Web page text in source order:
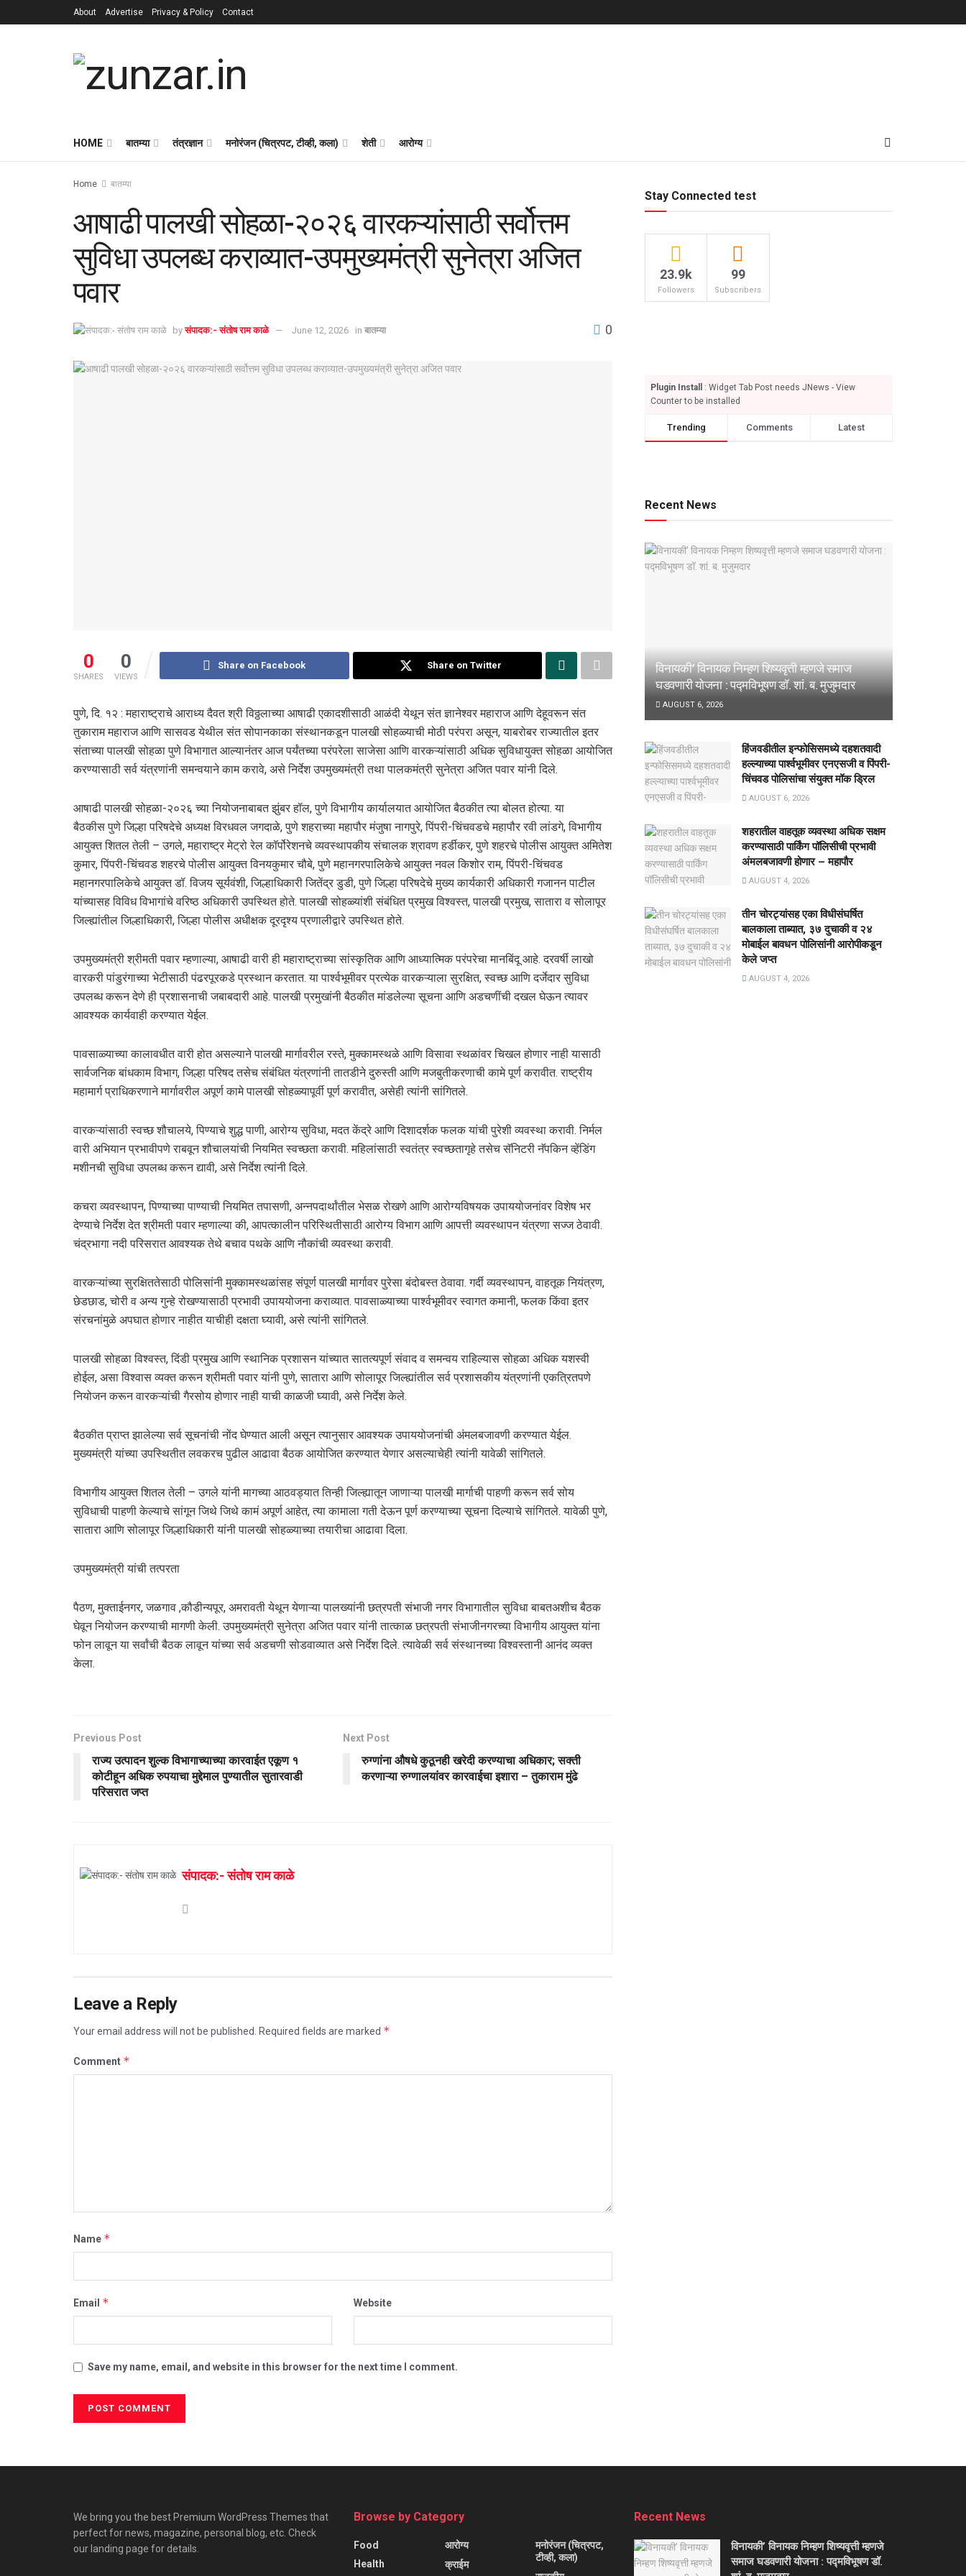
About Advertise Privacy & Policy Contact
HOME बातम्या तंत्रज्ञान मनोरंजन (चित्रपट, टीव्ही, कला) शेती आरोग्य
Home बातम्या
आषाढी पालखी सोहळा-२०२६ वारकऱ्यांसाठी सर्वोत्तम
सुविधा उपलब्ध कराव्यात-उपमुख्यमंत्री सुनेत्रा अजित
पवार
by संपादक:- संतोष राम काळे June 12, 2026 in बातम्या 0
0
SHARES
0
VIEWS
Share on Facebook Share on Twitter
पुणे, दि. १२ : महाराष्ट्राचे आराध्य दैवत श्री विठ्ठलाच्या आषाढी एकादशीसाठी आळंदी येथून संत ज्ञानेश्वर महाराज आणि देहूवरून संत
तुकाराम महाराज आणि सासवड येथील संत सोपानकाका संस्थानकडून पालखी सोहळ्याची मोठी परंपरा असून, याबरोबर राज्यातील इतर
संताच्या पालखी सोहळा पुणे विभागात आल्यानंतर आज पर्यंतच्या परंपरेला साजेसा आणि वारकऱ्यांसाठी अधिक सुविधायुक्त सोहळा आयोजित
करण्यासाठी सर्व यंत्रणांनी समन्वयाने काम करावे, असे निर्देश उपमुख्यमंत्री तथा पालकमंत्री सुनेत्रा अजित पवार यांनी दिले.
आषाढी पालखी सोहळा-२०२६ च्या नियोजनाबाबत झुंबर हॉल, पुणे विभागीय कार्यालयात आयोजित बैठकीत त्या बोलत होत्या. या
बैठकीस पुणे जिल्हा परिषदेचे अध्यक्ष विरधवल जगदाळे, पुणे शहराच्या महापौर मंजुषा नागपुरे, पिंपरी-चिंचवडचे महापौर रवी लांडगे, विभागीय
आयुक्त शितल तेली – उगले, महाराष्ट्र मेट्रो रेल कॉर्पोरेशनचे व्यवस्थापकीय संचालक श्रावण हर्डीकर, पुणे शहरचे पोलीस आयुक्त अमितेश
कुमार, पिंपरी-चिंचवड शहरचे पोलीस आयुक्त विनयकुमार चौबे, पुणे महानगरपालिकेचे आयुक्त नवल किशोर राम, पिंपरी-चिंचवड
महानगरपालिकेचे आयुक्त डॉ. विजय सूर्यवंशी, जिल्हाधिकारी जितेंद्र डुडी, पुणे जिल्हा परिषदेचे मुख्य कार्यकारी अधिकारी गजानन पाटील
यांच्यासह विविध विभागांचे वरिष्ठ अधिकारी उपस्थित होते. पालखी सोहळ्यांशी संबंधित प्रमुख विश्वस्त, पालखी प्रमुख, सातारा व सोलापूर
जिल्ह्यांतील जिल्हाधिकारी, जिल्हा पोलीस अधीक्षक दूरदृश्य प्रणालीद्वारे उपस्थित होते.
उपमुख्यमंत्री श्रीमती पवार म्हणाल्या, आषाढी वारी ही महाराष्ट्राच्या सांस्कृतिक आणि आध्यात्मिक परंपरेचा मानबिंदू आहे. दरवर्षी लाखो
वारकरी पांडुरंगाच्या भेटीसाठी पंढरपूरकडे प्रस्थान करतात. या पार्श्वभूमीवर प्रत्येक वारकऱ्याला सुरक्षित, स्वच्छ आणि दर्जेदार सुविधा
उपलब्ध करून देणे ही प्रशासनाची जबाबदारी आहे. पालखी प्रमुखांनी बैठकीत मांडलेल्या सूचना आणि अडचणींची दखल घेऊन त्यावर
आवश्यक कार्यवाही करण्यात येईल.
पावसाळ्याच्या कालावधीत वारी होत असल्याने पालखी मार्गावरील रस्ते, मुक्कामस्थळे आणि विसावा स्थळांवर चिखल होणार नाही यासाठी
सार्वजनिक बांधकाम विभाग, जिल्हा परिषद तसेच संबंधित यंत्रणांनी तातडीने दुरुस्ती आणि मजबुतीकरणाची कामे पूर्ण करावीत. राष्ट्रीय
महामार्ग प्राधिकरणाने मार्गावरील अपूर्ण कामे पालखी सोहळ्यापूर्वी पूर्ण करावीत, असेही त्यांनी सांगितले.
वारकऱ्यांसाठी स्वच्छ शौचालये, पिण्याचे शुद्ध पाणी, आरोग्य सुविधा, मदत केंद्रे आणि दिशादर्शक फलक यांची पुरेशी व्यवस्था करावी. निर्मल
वारी अभियान प्रभावीपणे राबवून शौचालयांची नियमित स्वच्छता करावी. महिलांसाठी स्वतंत्र स्वच्छतागृहे तसेच सॅनिटरी नॅपकिन व्हेंडिंग
मशीनची सुविधा उपलब्ध करून द्यावी, असे निर्देश त्यांनी दिले.
कचरा व्यवस्थापन, पिण्याच्या पाण्याची नियमित तपासणी, अन्नपदार्थांतील भेसळ रोखणे आणि आरोग्यविषयक उपाययोजनांवर विशेष भर
देण्याचे निर्देश देत श्रीमती पवार म्हणाल्या की, आपत्कालीन परिस्थितीसाठी आरोग्य विभाग आणि आपत्ती व्यवस्थापन यंत्रणा सज्ज ठेवावी.
चंद्रभागा नदी परिसरात आवश्यक तेथे बचाव पथके आणि नौकांची व्यवस्था करावी.
वारकऱ्यांच्या सुरक्षिततेसाठी पोलिसांनी मुक्कामस्थळांसह संपूर्ण पालखी मार्गावर पुरेसा बंदोबस्त ठेवावा. गर्दी व्यवस्थापन, वाहतूक नियंत्रण,
छेडछाड, चोरी व अन्य गुन्हे रोखण्यासाठी प्रभावी उपाययोजना कराव्यात. पावसाळ्याच्या पार्श्वभूमीवर स्वागत कमानी, फलक किंवा इतर
संरचनांमुळे अपघात होणार नाहीत याचीही दक्षता घ्यावी, असे त्यांनी सांगितले.
पालखी सोहळा विश्वस्त, दिंडी प्रमुख आणि स्थानिक प्रशासन यांच्यात सातत्यपूर्ण संवाद व समन्वय राहिल्यास सोहळा अधिक यशस्वी
होईल, असा विश्वास व्यक्त करून श्रीमती पवार यांनी पुणे, सातारा आणि सोलापूर जिल्ह्यांतील सर्व प्रशासकीय यंत्रणांनी एकत्रितपणे
नियोजन करून वारकऱ्यांची गैरसोय होणार नाही याची काळजी घ्यावी, असे निर्देश केले.
बैठकीत प्राप्त झालेल्या सर्व सूचनांची नोंद घेण्यात आली असून त्यानुसार आवश्यक उपाययोजनांची अंमलबजावणी करण्यात येईल.
मुख्यमंत्री यांच्या उपस्थितीत लवकरच पुढील आढावा बैठक आयोजित करण्यात येणार असल्याचेही त्यांनी यावेळी सांगितले.
विभागीय आयुक्त शितल तेली – उगले यांनी मागच्या आठवड्यात तिन्ही जिल्ह्यातून जाणाऱ्या पालखी मार्गाची पाहणी करून सर्व सोय
सुविधाची पाहणी केल्याचे सांगून जिथे जिथे कामं अपूर्ण आहेत, त्या कामाला गती देऊन पूर्ण करण्याच्या सूचना दिल्याचे सांगितले. यावेळी पुणे,
सातारा आणि सोलापूर जिल्हाधिकारी यांनी पालखी सोहळ्याच्या तयारीचा आढावा दिला.
उपमुख्यमंत्री यांची तत्परता
पैठण, मुक्ताईनगर, जळगाव ,कौडीन्यपूर, अमरावती येथून येणाऱ्या पालख्यांनी छत्रपती संभाजी नगर विभागातील सुविधा बाबतअशीच बैठक
घेवून नियोजन करण्याची मागणी केली. उपमुख्यमंत्री सुनेत्रा अजित पवार यांनी तात्काळ छत्रपती संभाजीनगरच्या विभागीय आयुक्त यांना
फोन लावून या सर्वांची बैठक लावून यांच्या सर्व अडचणी सोडवाव्यात असे निर्देश दिले. त्यावेळी सर्व संस्थानच्या विश्वस्तानी आनंद व्यक्त
केला.
Previous Post
राज्य उत्पादन शुल्क विभागाच्याच्या कारवाईत एकूण १
कोटीहून अधिक रुपयाचा मुद्देमाल पुण्यातील सुतारवाडी
परिसरात जप्त
Next Post
रुग्णांना औषधे कुठूनही खरेदी करण्याचा अधिकार; सक्ती
करणाऱ्या रुग्णालयांवर कारवाईचा इशारा – तुकाराम मुंढे
संपादक:- संतोष राम काळे
Leave a Reply
Your email address will not be published. Required fields are marked *
Comment *
Name *
Email * Website
Save my name, email, and website in this browser for the next time I comment.
Stay Connected test
23.9k
Followers
99
Subscribers
Plugin Install
: Widget Tab Post needs JNews - View
Counter to be installed
Trending Comments Latest
Recent News
विनायकी’ विनायक निम्हण शिष्यवृत्ती म्हणजे समाज
घडवणारी योजना : पद्मविभूषण डॉ. शां. ब. मुजुमदार
AUGUST 6, 2026
हिंजवडीतील इन्फोसिसमध्ये दहशतवादी
हल्ल्याच्या पार्श्वभूमीवर एनएसजी व पिंपरी-
चिंचवड पोलिसांचा संयुक्त मॉक ड्रिल
AUGUST 6, 2026
शहरातील वाहतूक व्यवस्था अधिक सक्षम
करण्यासाठी पार्किंग पॉलिसीची प्रभावी
अंमलबजावणी होणार – महापौर
AUGUST 4, 2026
तीन चोरट्यांसह एका विधीसंघर्षित
बालकाला ताब्यात, ३७ दुचाकी व २४
मोबाईल बावधन पोलिसांनी आरोपीकडून
केले जप्त
AUGUST 4, 2026
We bring you the best Premium WordPress Themes that
perfect for news, magazine, personal blog, etc. Check
our landing page for details.
Browse by Category
Food
Health
आरोग्य
क्राईम
मनोरंजन (चित्रपट,
टीव्ही, कला)
Recent News
विनायकी’ विनायक निम्हण शिष्यवृत्ती म्हणजे
समाज घडवणारी योजना : पद्मविभूषण डॉ.